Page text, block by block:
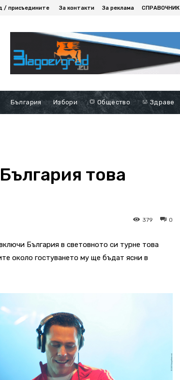
/ присъедините За контакти За реклама СПРАВОЧНИК
България Избори Общество Здраве
това
0
379
България в световното си турне това
около гостуването му ще бъдат ясни в